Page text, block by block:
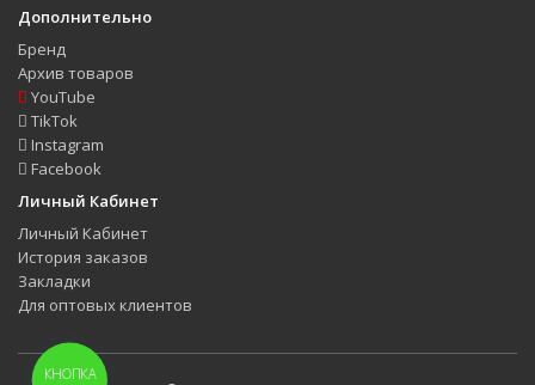
Дополнительно
Бренд
Архив товаров
YouTube
TikTok
Instagram
Facebook
Личный Кабинет
Личный Кабинет
История заказов
Закладки
Для оптовых клиентов
КНОПКА